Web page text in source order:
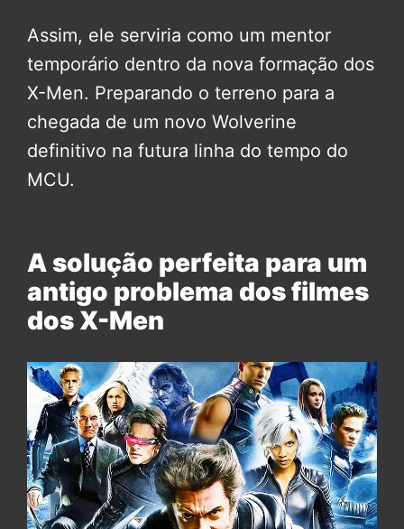
Assim, ele serviria como um mentor
temporário dentro da nova formação dos
X-Men. Preparando o terreno para a
chegada de um novo Wolverine
definitivo na futura linha do tempo do
MCU.
A solução perfeita para um
antigo problema dos filmes
dos X-Men